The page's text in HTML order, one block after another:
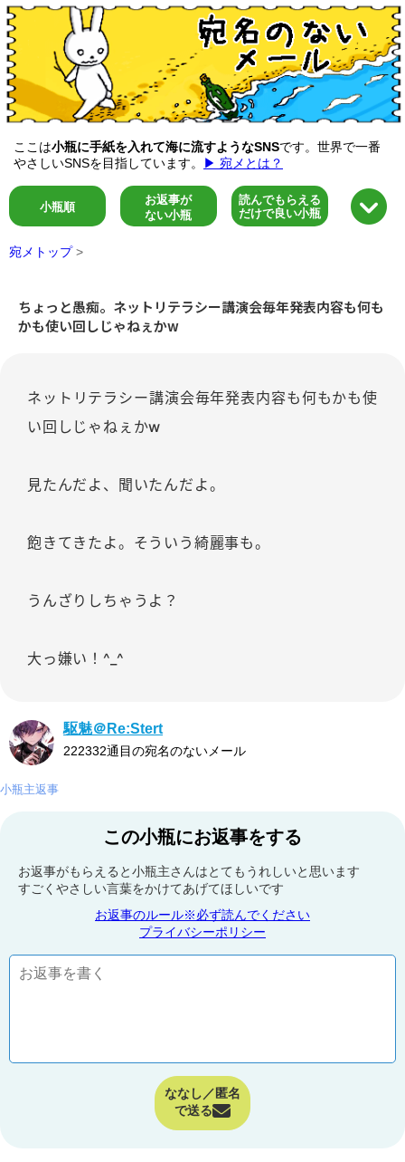
ここは小瓶に手紙を入れて海に流すようなSNSです。世界で一番
やさしいSNSを目指しています。
▶ 宛メとは？
小瓶順
お返事が
ない小瓶
読んでもらえる
だけで良い小瓶
宛メトップ >
ちょっと愚痴。ネットリテラシー講演会毎年発表内容も何も
かも使い回しじゃねぇかw
ネットリテラシー講演会毎年発表内容も何もかも使
い回しじゃねぇかw
見たんだよ、聞いたんだよ。
飽きてきたよ。そういう綺麗事も。
うんざりしちゃうよ？
大っ嫌い！^_^
駆魅＠Re:Stert
222332通目の宛名のないメール
小瓶主返事
この小瓶にお返事をする
お返事がもらえると小瓶主さんはとてもうれしいと思います
すごくやさしい言葉をかけてあげてほしいです
お返事のルール※必ず読んでください
プライバシーポリシー
ななし／匿名
で送る